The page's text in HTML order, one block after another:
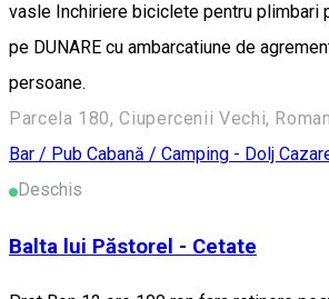
vasle Inchiriere biciclete pentru plimbari
pe DUNARE cu ambarcatiune de
persoane.
Parcela 180, Ciupercenii Vechi,
Bar / Pub Cabană / Camping - Dolj
Deschis
Balta lui Păstorel - Cetate